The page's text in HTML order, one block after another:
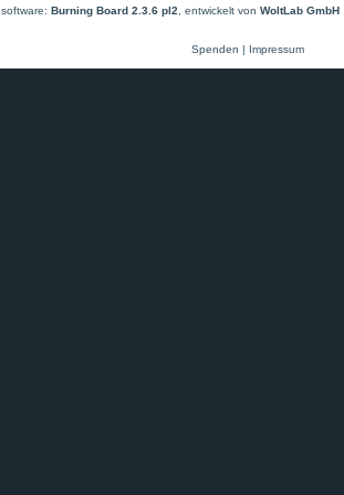
Burning Board 2.3.6 pl2 , entwickelt von WoltLab GmbH
Spenden | Impressum